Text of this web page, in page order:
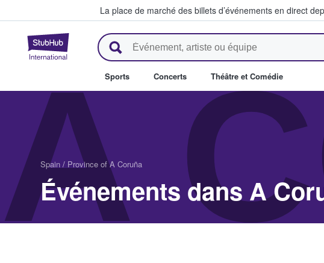
La place de marché des billets d’événements en direct
StubHub - Où les fans achètent et
Sports Concerts Théâtre et Comédie
A
Spain / Province of A Coruña
Événements